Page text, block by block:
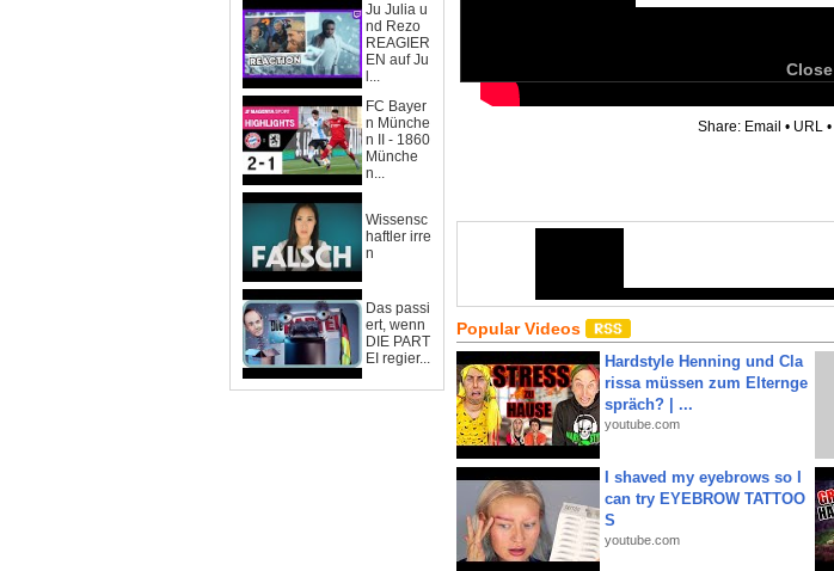
Ju Julia u
nd Rezo
REAGIER
EN auf Ju
l...
FC Bayer
n Münche
n II - 1860
Münche
n...
Wissensc
haftler irre
n
Das passi
ert, wenn
DIE PART
EI regier...
Close
Share: Email • URL •
Popular Videos
Hardstyle Henning und Cla
rissa müssen zum Elternge
spräch? | ...
youtube.com
I shaved my eyebrows so I
can try EYEBROW TATTOO
S
youtube.com